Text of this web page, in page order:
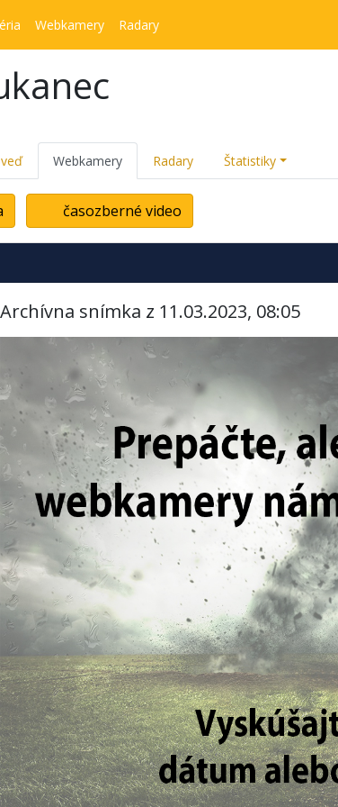
Webkamery Radary
Webkamery Radary Štatistiky
časozberné video
Archívna snímka z 11.03.2023, 08:05